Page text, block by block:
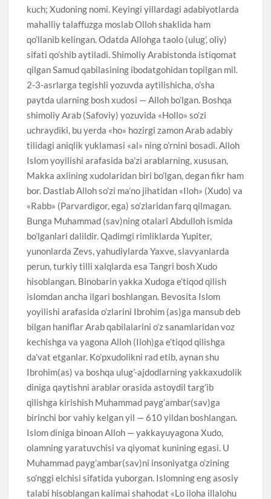
kuch; Xudoning nomi. Keyingi yillardagi adabiyotlarda
mahalliy talaffuzga moslab Olloh shaklida ham
qo’llanib kelingan. Odatda Allohga taolo (ulug’, oliy)
sifati qo’shib aytiladi. Shimoliy Arabistonda istiqomat
qilgan Samud qabilasining ibodatgohidan topilgan mil.
2-3-asrlarga tegishli yozuvda aytilishicha, o’sha
paytda ularning bosh xudosi — Alloh bo’lgan. Boshqa
shimoliy Arab (Safoviy) yozuvida «Hollo» so’zi
uchraydiki, bu yerda «ho» hozirgi zamon Arab adabiy
tilidagi aniqlik yuklamasi «al» ning o’rnini bosadi. Alloh
Islom yoyilishi arafasida ba’zi arablarning, xususan,
Makka axlining xudolaridan biri bo’lgan, degan fikr ham
bor. Dastlab Alloh so’zi ma’no jihatidan «Iloh» (Xudo) va
«Rabb» (Parvardigor, ega) so’zlaridan farq qilmagan.
Bunga Muhammad (sav)ning otalari Abdulloh ismida
bo’lganlari dalildir. Qadimgi rimliklarda Yupiter,
yunonlarda Zevs, yahudiylarda Yaxve, slavyanlarda
perun, turkiy tilli xalqlarda esa Tangri bosh Xudo
hisoblangan. Binobarin yakka Xudoga e’tiqod qilish
islomdan ancha ilgari boshlangan. Bevosita Islom
yoyilishi arafasida o’zlarini Ibrohim (as)ga mansub deb
bilgan haniflar Arab qabilalarini o’z sanamlaridan voz
kechishga va yagona Alloh (Iloh)ga e’tiqod qilishga
da’vat etganlar. Ko’pxudolikni rad etib, aynan shu
Ibrohim(as) va boshqa ulug’-ajdodlarning yakkaxudolik
diniga qaytishni arablar orasida astoydil targ’ib
qilishga kirishish Muhammad payg’ambar(sav)ga
birinchi bor vahiy kelgan yil — 610 yildan boshlangan.
Islom diniga binoan Alloh — yakkayuyagona Xudo,
olamning yaratuvchisi va qiyomat kunining egasi. U
Muhammad payg’ambar(sav)ni insoniyatga o’zining
so’nggi elchisi sifatida yuborgan. Islomning eng asosiy
talabi hisoblangan kalimai shahodat «Lo iloha illalohu